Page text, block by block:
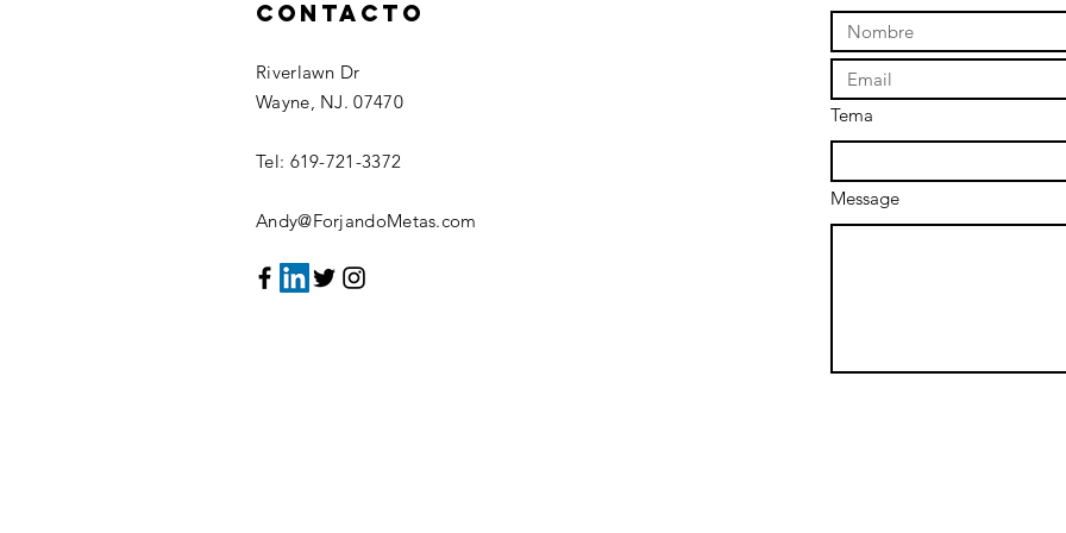
Contacto
Riverlawn Dr
Wayne, NJ. 07470
Tel: 619-721-3372
Andy@ForjandoMetas.com
Tema
Message